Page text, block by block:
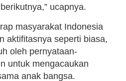
ucapnya.
masyarakat Indonesia
aktifitasnya seperti biasa,
oleh pernyataan-
untuk mengacaukan
anak bangsa.